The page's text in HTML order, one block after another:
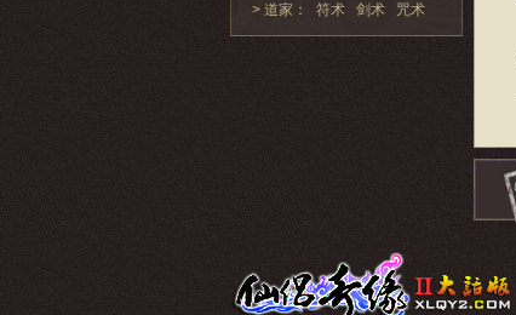
> 道家：
符术 剑术 咒术